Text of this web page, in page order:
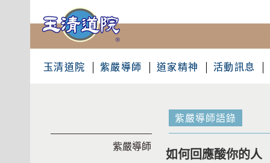
玉清道院 紫嚴導師 道家精神 活動訊息
紫嚴導師語錄
如何回應酸你的人
紫嚴導師